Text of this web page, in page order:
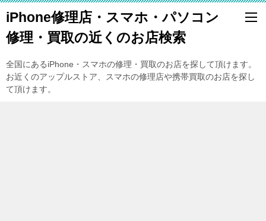
iPhone修理店・スマホ・パソコン
修理・買取の近くのお店検索
全国にあるiPhone・スマホの修理・買取のお店を探して頂けます。
お近くのアップルストア、スマホの修理店や携帯買取のお店を探し
て頂けます。